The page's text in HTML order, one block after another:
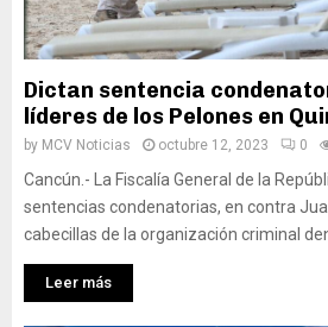
Dictan sentencia
líderes de los Pelones en
by MCV Noticias octubre 12, 2023 0
Cancún.- La Fiscalía General de la
sentencias condenatorias, en contra
cabecillas de la organización criminal
Leer más